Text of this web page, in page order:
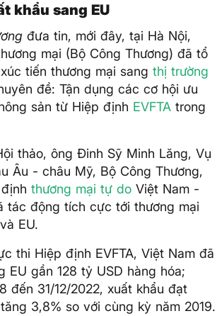
khẩu sang EU
đưa tin, mới đây, tại Hà Nội,
mại (Bộ Công Thương) đã tổ
tiến thương mại sang thị trường
đề: Tận dụng các cơ hội ưu
sản từ Hiệp định EVFTA trong
thảo, ông Đinh Sỹ Minh Lăng, Vụ
Âu - châu Mỹ, Bộ Công Thương,
thương mại tự do Việt Nam -
tác động tích cực tới thương mại
EU.
thi Hiệp định EVFTA, Việt Nam đã
EU gần 128 tỷ USD hàng hóa;
đến 31/12/2022, xuất khẩu đạt
3,8% so với cùng kỳ năm 2019.